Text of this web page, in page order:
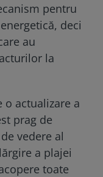
pentru
deci
au
la
actualizare a
prag de
vedere al
a plajei
toate